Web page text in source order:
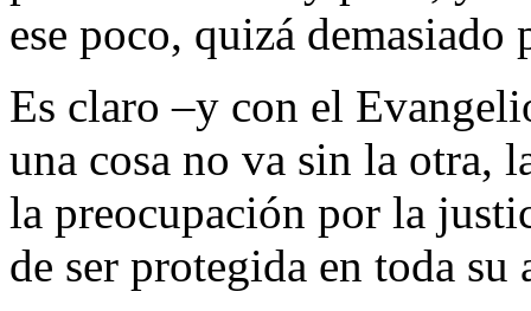
ese poco, quizá demasiado
Es claro –y con el
una cosa no va sin la otra,
la preocupación por la
de ser protegida en toda